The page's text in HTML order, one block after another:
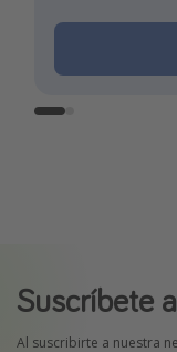
Suscríbete
Al suscribirte a nuestra